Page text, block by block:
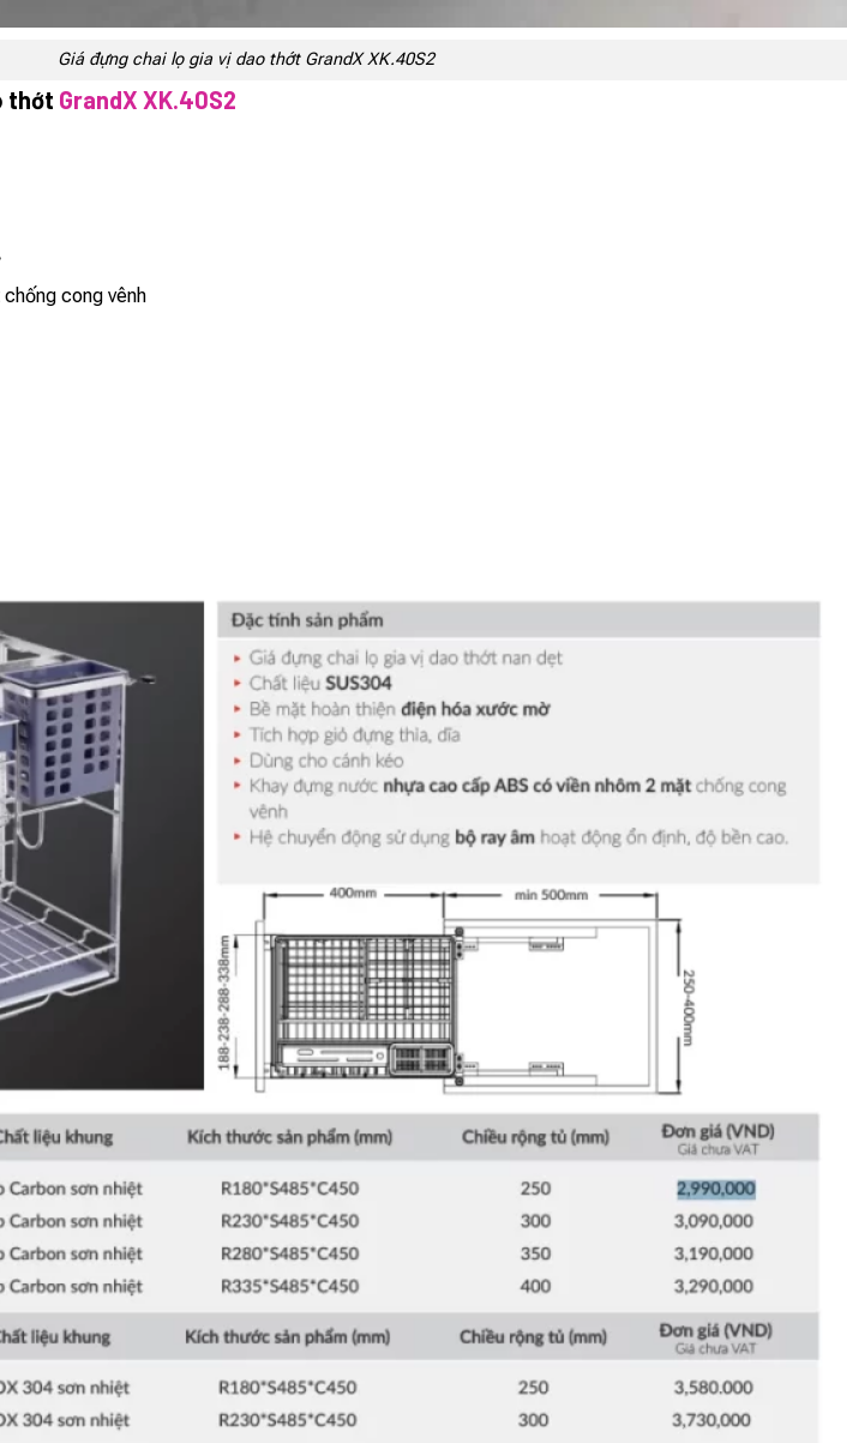
Giá đựng chai lọ gia vị dao thớt GrandX XK.40S2
thớt GrandX XK.40S2
cong vênh